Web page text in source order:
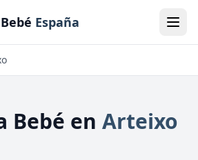
España
Bebé en Arteixo